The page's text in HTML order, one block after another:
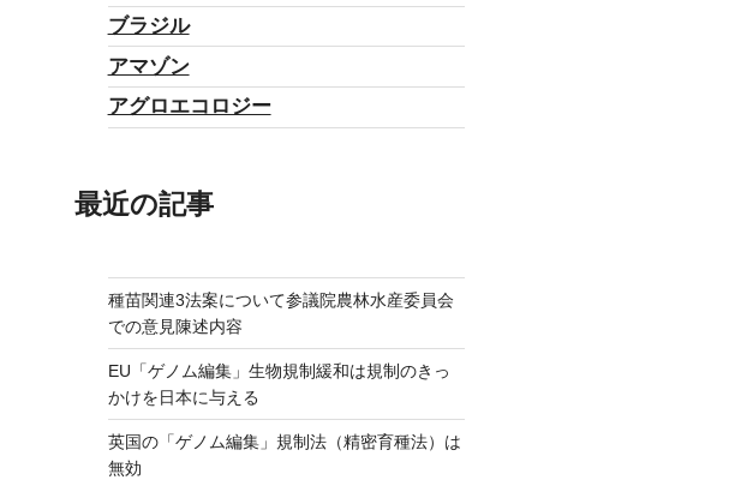
ブラジル
アマゾン
アグロエコロジー
最近の記事
種苗関連3法案について参議院農林水産委員会
での意見陳述内容
EU「ゲノム編集」生物規制緩和は規制のきっ
かけを日本に与える
英国の「ゲノム編集」規制法（精密育種法）は
無効